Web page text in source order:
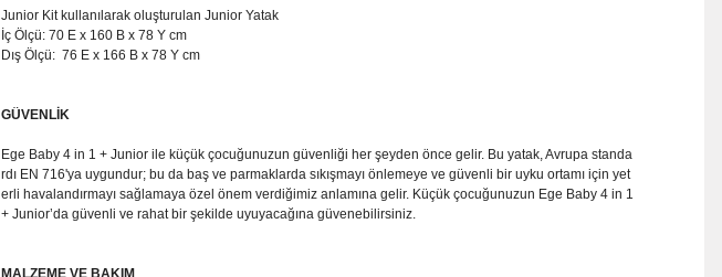
Junior Kit kullanılarak oluşturulan Junior Yatak
İç Ölçü: 70 E x 160 B x 78 Y cm
Dış Ölçü: 76 E x 166 B x 78 Y cm
GÜVENLİK
Ege Baby 4 in 1 + Junior ile küçük çocuğunuzun güvenliği her şeyden önce gelir. Bu yatak, Avrupa standa
rdı EN 716'ya uygundur; bu da baş ve parmaklarda sıkışmayı önlemeye ve güvenli bir uyku ortamı için yet
erli havalandırmayı sağlamaya özel önem verdiğimiz anlamına gelir. Küçük çocuğunuzun Ege Baby 4 in 1
+ Junior’da güvenli ve rahat bir şekilde uyuyacağına güvenebilirsiniz.
MALZEME VE BAKIM